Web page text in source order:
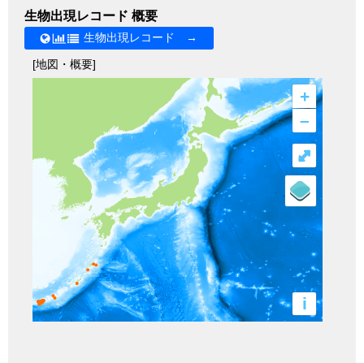
生物出現レコード 概要
生物出現レコード →
[地図・概要]
+
–
i
⤢